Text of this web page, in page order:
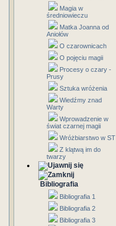
Magia w
średniowieczu
Matka Joanna od
Aniołów
O czarownicach
O pojęciu magii
Procesy o czary -
Prusy
Sztuka wróżenia
Wiedźmy znad
Warty
Wprowadzenie w
świat czarnej magii
Wróżbiarstwo w ST
Z klątwą im do
twarzy
Bibliografia
Bibliografia 1
Bibliografia 2
Bibliografia 3